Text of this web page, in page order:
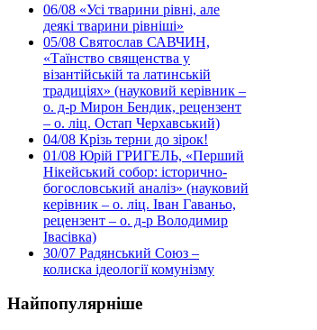
06/08 «Усі тварини рівні, але
деякі тварини рівніші»
05/08 Святослав САВЧИН,
«Таїнство священства у
візантійській та латинській
традиціях» (науковий керівник –
о. д-р Мирон Бендик, рецензент
– о. ліц. Остап Черхавський)
04/08 Крізь терни до зірок!
01/08 Юрій ГРИГЕЛЬ, «Перший
Нікейський собор: історично-
богословський аналіз» (науковий
керівник – о. ліц. Іван Гаваньо,
рецензент – о. д-р Володимир
Івасівка)
30/07 Радянський Союз –
колиска ідеології комунізму
Найпопулярніше